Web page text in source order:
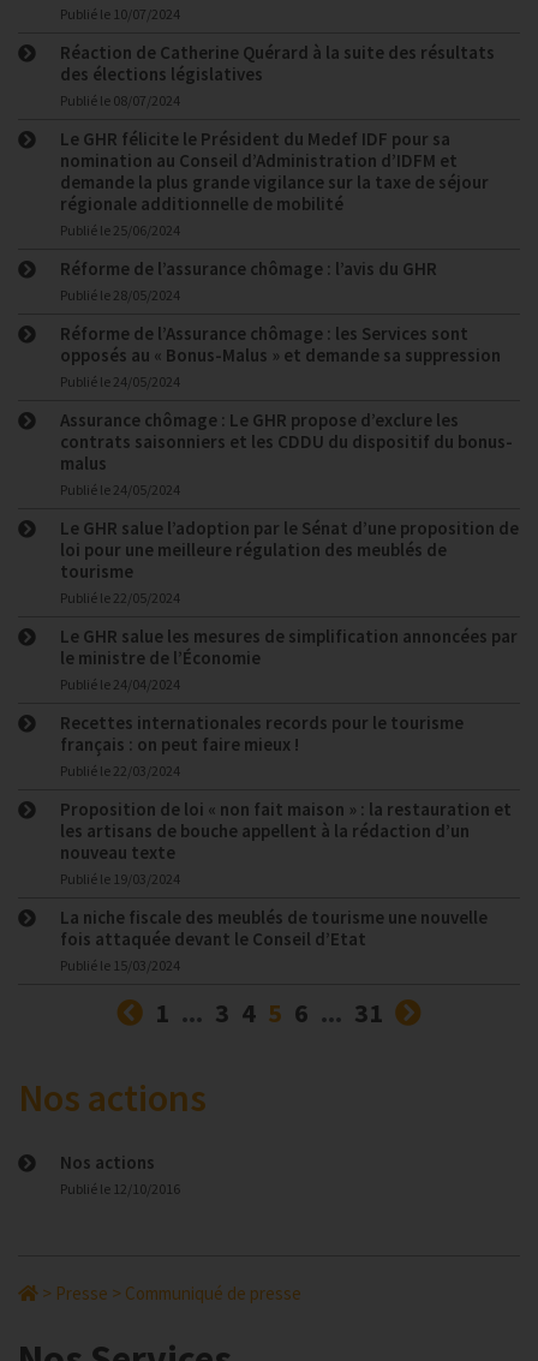
Publié le 10/07/2024
Réaction de Catherine Quérard à la suite des résultats
des élections législatives
Publié le 08/07/2024
Le GHR félicite le Président du Medef IDF pour sa
nomination au Conseil d’Administration d’IDFM et
demande la plus grande vigilance sur la taxe de séjour
régionale additionnelle de mobilité
Publié le 25/06/2024
Réforme de l’assurance chômage : l’avis du GHR
Publié le 28/05/2024
Réforme de l’Assurance chômage : les Services sont
opposés au « Bonus-Malus » et demande sa suppression
Publié le 24/05/2024
Assurance chômage : Le GHR propose d’exclure les
contrats saisonniers et les CDDU du dispositif du bonus-
malus
Publié le 24/05/2024
Le GHR salue l’adoption par le Sénat d’une proposition de
loi pour une meilleure régulation des meublés de
tourisme
Publié le 22/05/2024
Le GHR salue les mesures de simplification annoncées par
le ministre de l’Économie
Publié le 24/04/2024
Recettes internationales records pour le tourisme
français : on peut faire mieux !
Publié le 22/03/2024
Proposition de loi « non fait maison » : la restauration et
les artisans de bouche appellent à la rédaction d’un
nouveau texte
Publié le 19/03/2024
La niche fiscale des meublés de tourisme une nouvelle
fois attaquée devant le Conseil d’Etat
Publié le 15/03/2024
Précédent
1 ... 3 4 5 (courante)
6 ... 31
Nos actions
Nos actions
Publié le 12/10/2016
> Presse > Communiqué de presse